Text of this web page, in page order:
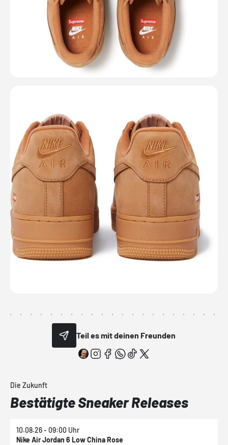
Teil es mit deinen Freunden
Die Zukunft
Bestätigte Sneaker Releases
10.08.26 - 09:00 Uhr
Nike Air Jordan 6 Low China Rose